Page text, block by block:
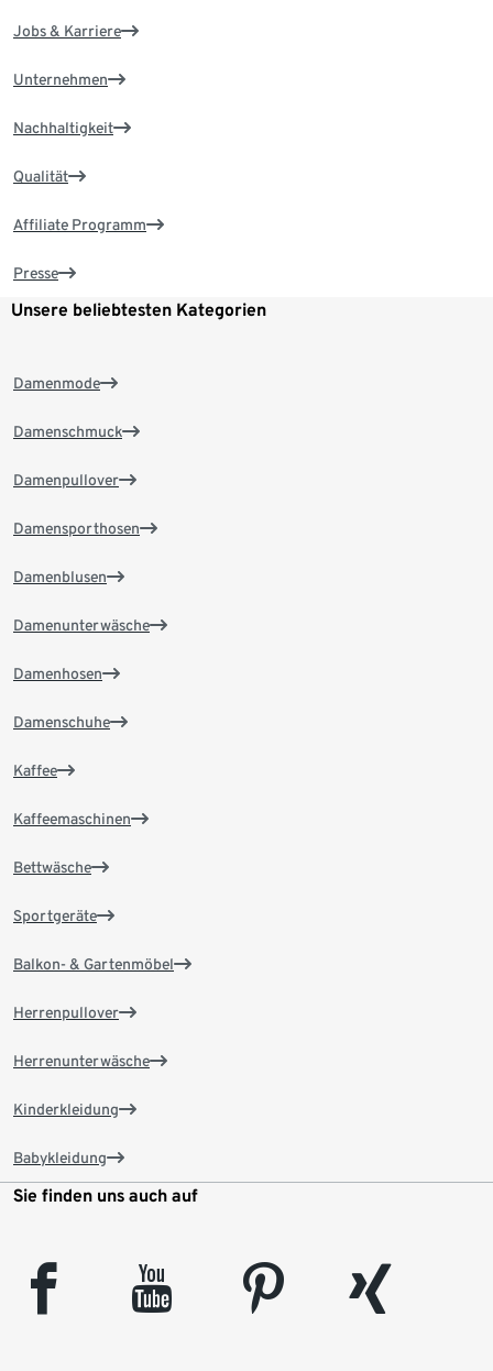
Jobs & Karriere
Unternehmen
Nachhaltigkeit
Qualität
Affiliate Programm
Presse
Unsere beliebtesten Kategorien
Damenmode
Damenschmuck
Damenpullover
Damensporthosen
Damenblusen
Damenunterwäsche
Damenhosen
Damenschuhe
Kaffee
Kaffeemaschinen
Bettwäsche
Sportgeräte
Balkon- & Gartenmöbel
Herrenpullover
Herrenunterwäsche
Kinderkleidung
Babykleidung
Sie finden uns auch auf
facebook youtube pinterest
xing